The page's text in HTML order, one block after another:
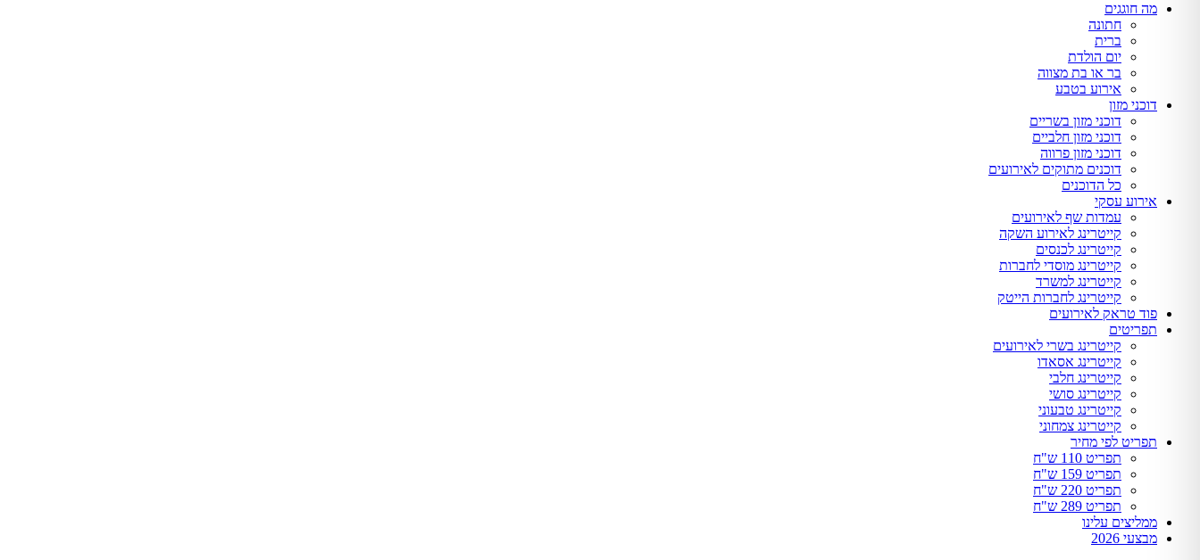
מה חוגגים
חתונה
ברית
יום הולדת
בר או בת מצווה
אירוע בטבע
דוכני מזון
דוכני מזון בשריים
דוכני מזון חלביים
דוכני מזון פרווה
דוכנים מתוקים לאירועים
כל הדוכנים
אירוע עסקי
עמדות שף לאירועים
קייטרינג לאירוע השקה
קייטרינג לכנסים
קייטרינג מוסדי לחברות
קייטרינג למשרד
קייטרינג לחברות הייטק
פוד טראק לאירועים
תפריטים
קייטרינג בשרי לאירועים
קייטרינג אסאדו
קייטרינג חלבי
קייטרינג סושי
קייטרינג טבעוני
קייטרינג צמחוני
תפריט לפי מחיר
תפריט 110 ש"ח
תפריט 159 ש"ח
תפריט 220 ש"ח
תפריט 289 ש"ח
ממליצים עלינו
מבצעי 2026